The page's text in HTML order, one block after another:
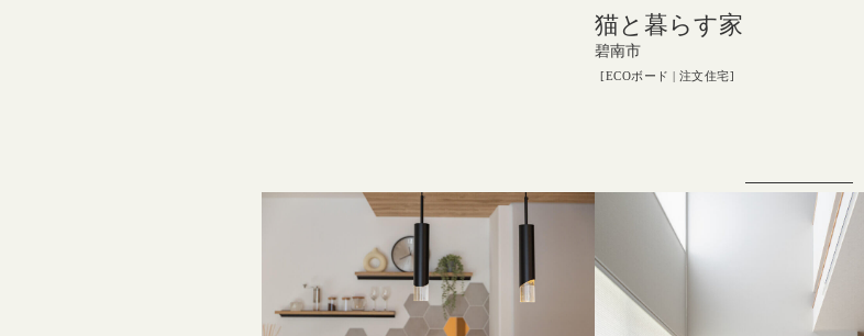
猫と暮らす家
碧南市
ECOボード 注文住宅